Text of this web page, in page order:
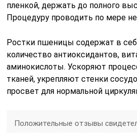
пленкой, держать до полного
Процедуру проводить по мере
Ростки пшеницы содержат в
количество антиоксидантов,
аминокислоты. Ускоряют
тканей, укрепляют стенки
просвет для нормальной
Положительные отзывы